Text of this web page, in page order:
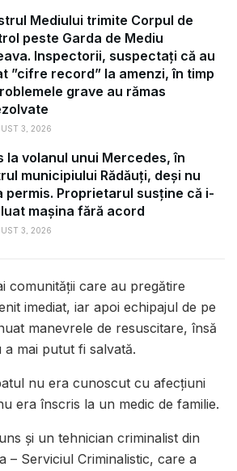
Mediului trimite Corpul de
peste Garda de Mediu
Inspectorii, suspectați că au
”cifre record” la amenzi, în timp
grave au rămas
3, 2026
la volanul unui Mercedes, în
municipiului Rădăuți, deși nu
permis. Proprietarul susține că i-
mașina fără acord
3, 2026
comunității care au pregătire
imediat, iar apoi echipajul de pe
manevrele de resuscitare, însă
mai putut fi salvată.
nu era cunoscut cu afecțiuni
era înscris la un medic de familie.
și un tehnician criminalist din
– Serviciul Criminalistic, care a